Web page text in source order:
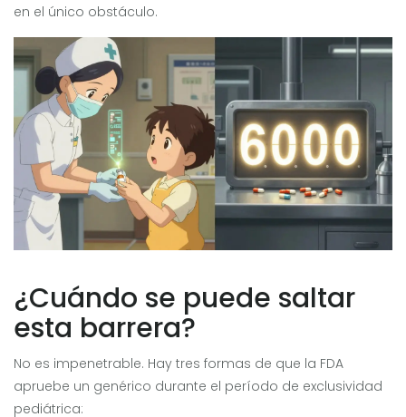
en el único obstáculo.
¿Cuándo se puede saltar
esta barrera?
No es impenetrable. Hay tres formas de que la FDA
apruebe un genérico durante el período de exclusividad
pediátrica: